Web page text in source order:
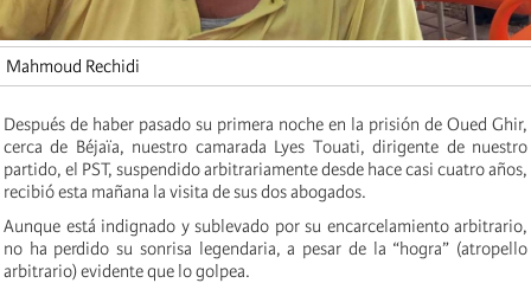
Mahmoud Rechidi
Después de haber pasado su primera noche en la prisión de Oued Ghir,
cerca de Béjaïa, nuestro camarada Lyes Touati, dirigente de nuestro
partido, el PST, suspendido arbitrariamente desde hace casi cuatro años,
recibió esta mañana la visita de sus dos abogados.
Aunque está indignado y sublevado por su encarcelamiento arbitrario,
no ha perdido su sonrisa legendaria, a pesar de la “hogra” (atropello
arbitrario) evidente que lo golpea.